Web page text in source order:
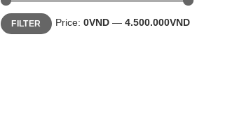
Min
price
Max
priceFILTER Price: 0VND — 4.500.000VND